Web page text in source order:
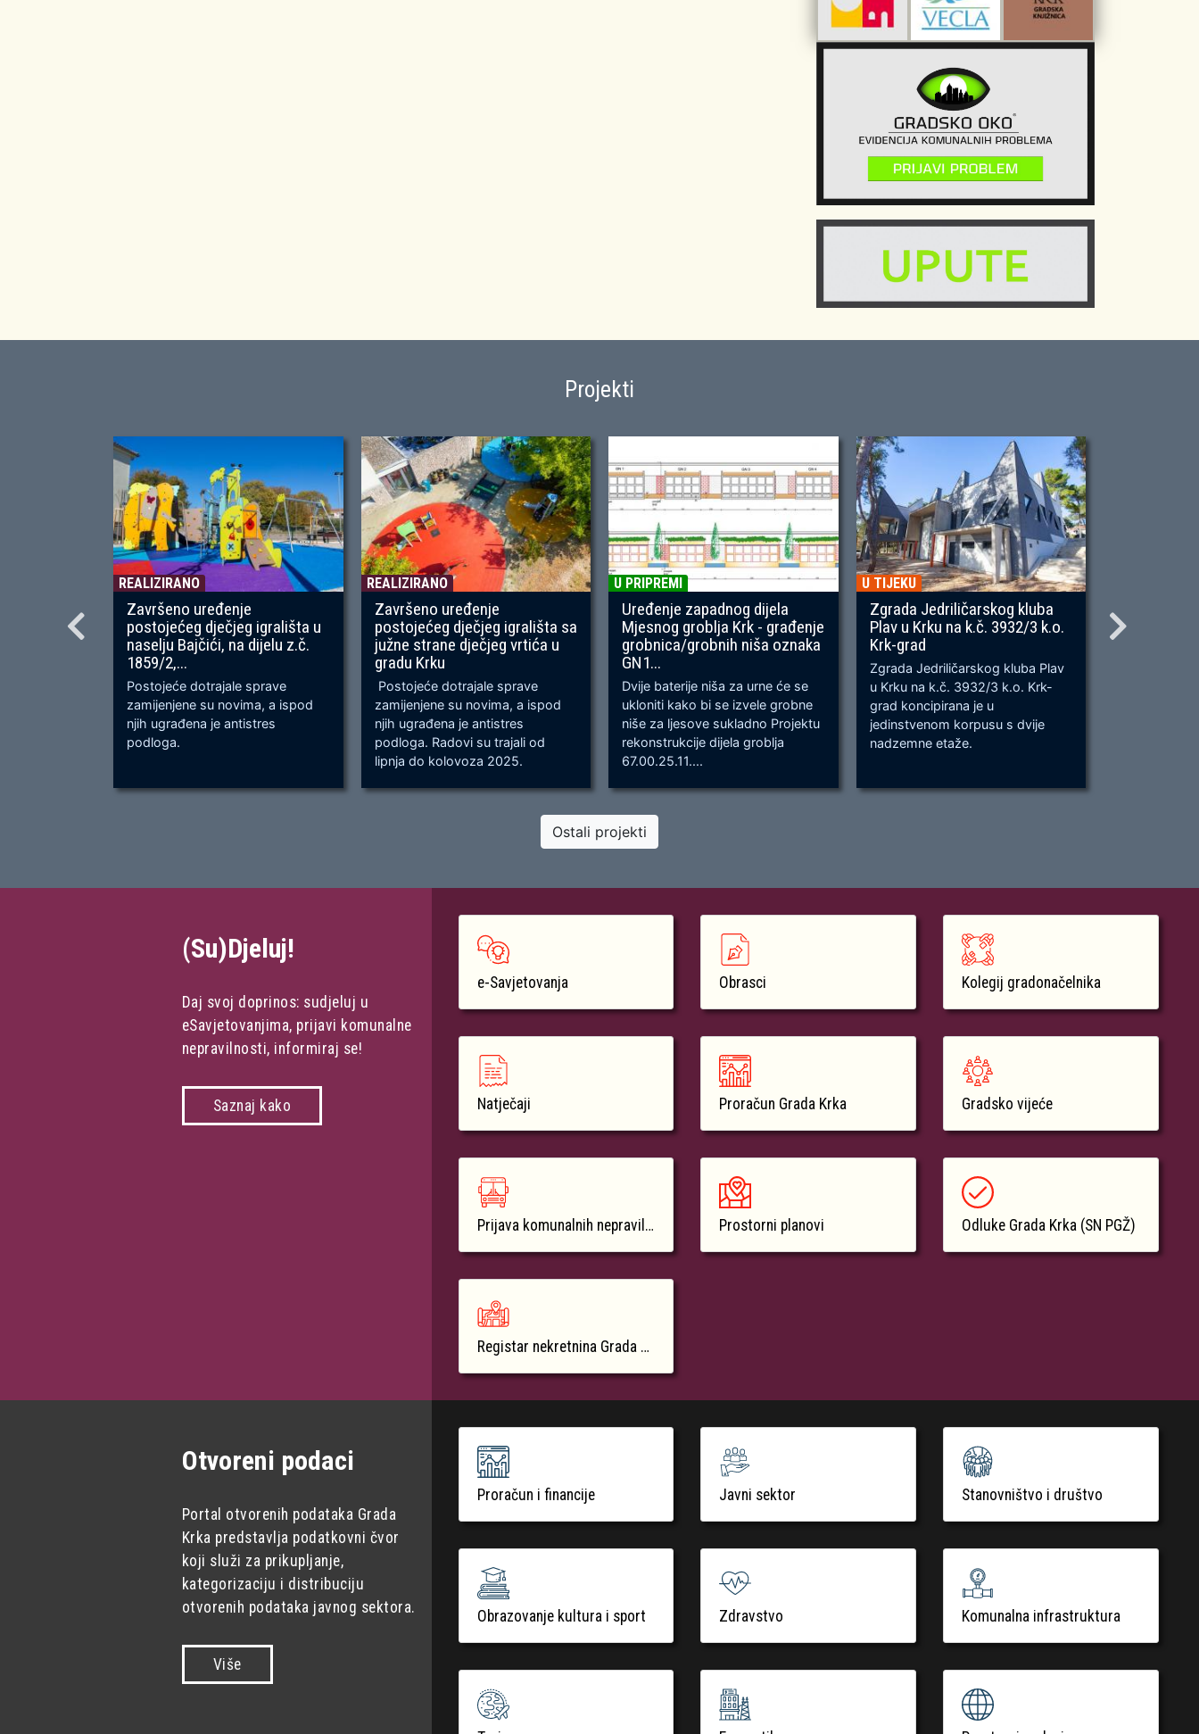
Projekti
REALIZIRANO
Završeno uređenje
postojećeg dječjeg igrališta u
naselju Bajčići, na dijelu z.č.
1859/2,...
Postojeće dotrajale sprave
zamijenjene su novima, a ispod
njih ugrađena je antistres
podloga.
REALIZIRANO
Završeno uređenje
postojećeg dječjeg igrališta sa
južne strane dječjeg vrtića u
gradu Krku
Postojeće dotrajale sprave
zamijenjene su novima, a ispod
njih ugrađena je antistres
podloga. Radovi su trajali od
lipnja do kolovoza 2025.
U PRIPREMI
Uređenje zapadnog dijela
Mjesnog groblja Krk - građenje
grobnica/grobnih niša oznaka
GN1...
Dvije baterije niša za urne će se
ukloniti kako bi se izvele grobne
niše za ljesove sukladno Projektu
rekonstrukcije dijela groblja
67.00.25.11....
U TIJEKU
Zgrada Jedriličarskog kluba
Plav u Krku na k.č. 3932/3 k.o.
Krk-grad
Zgrada Jedriličarskog kluba Plav
u Krku na k.č. 3932/3 k.o. Krk-
grad koncipirana je u
jedinstvenom korpusu s dvije
nadzemne etaže.
OU, na
Ostali projekti
(Su)Djeluj!
Daj svoj doprinos: sudjeluj u
eSavjetovanjima, prijavi komunalne
nepravilnosti, informiraj se!
Saznaj kako
e-Savjetovanja
Natječaji
Prijava komunalnih nepravilnosti
Registar nekretnina Grada Krka
Obrasci
Proračun Grada Krka
Prostorni planovi
Kolegij gradonačelnika
Gradsko vijeće
Odluke Grada Krka (SN PGŽ)
Otvoreni podaci
Portal otvorenih podataka Grada
Krka predstavlja podatkovni čvor
koji služi za prikupljanje,
kategorizaciju i distribuciju
otvorenih podataka javnog sektora.
Više
Proračun i financije
Obrazovanje kultura i sport
Javni sektor
Zdravstvo
Stanovništvo i društvo
Komunalna infrastruktura